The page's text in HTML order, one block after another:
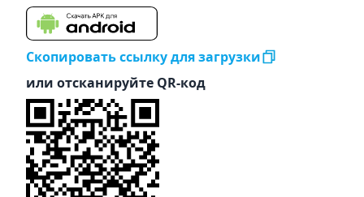
Скопировать ссылку для загрузки
или отсканируйте QR-код